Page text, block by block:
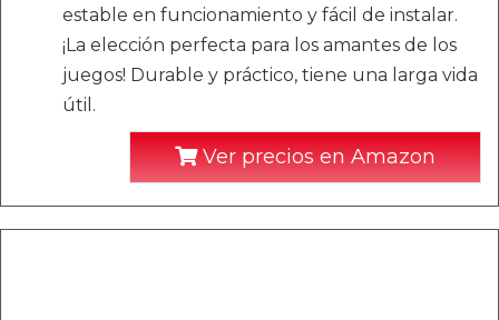
estable en funcionamiento y fácil de instalar.
¡La elección perfecta para los amantes de los
juegos! Durable y práctico, tiene una larga vida
útil.
Ver precios en Amazon